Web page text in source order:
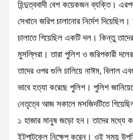
হিন্দুত্ববাদী বেশ কয়েকজন ব্যক্তি।
সেখানে জরিপ চালানোর নির্দেশ
চালাতে গিয়েছিল একটি দল। কিন্তু
মুসল্লিরা। তারা পুলিশ ও জরিপকারী
তাদের ওপর গুলি চালিয়ে নাঈম, বিলাল
ভাবে হত্যা করেছে পুলিশ। পুলিশ
নেতৃত্বে আজ সকালে মসজিদটিতে
১ হাজার মানুষ জড়ো হন। তাদের মধ্যে
ইটপাটকেল নিক্ষেপ করেন। ওই সময়